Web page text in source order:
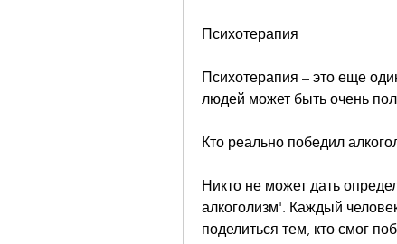
Психотерапия
Психотерапия – это еще
людей может быть очень
Кто реально победил
Никто не может дать
алкоголизм'. Каждый
поделиться тем, кто смог